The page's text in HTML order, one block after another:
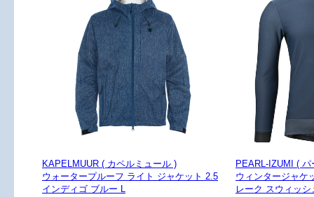
KAPELMUUR ( カペルミュール )
ウォータープルーフ ライト ジャケット 2.5
インディゴ ブルー L
PEARL-IZUMI (
ウィンタージャケ
レーク スウィッ